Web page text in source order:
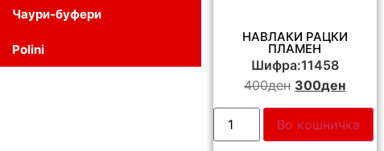
Чаури-буфери
Polini
НАВЛАКИ РАЦКИ
ПЛАМЕН
Шифра:11458
400ден 300ден
Во кошничка